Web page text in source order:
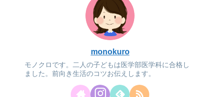
monokuro
モノクロです。二人の子どもは医学部医学科に合格し
ました。前向き生活のコツお伝えします。